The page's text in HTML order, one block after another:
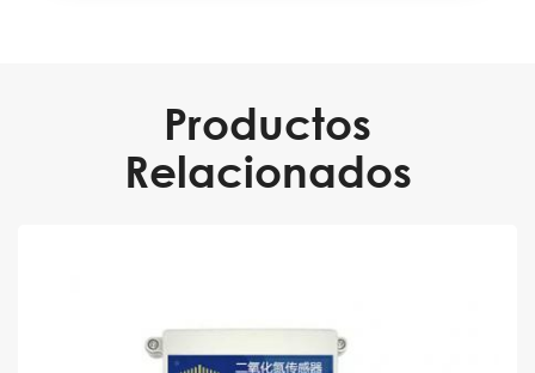
Productos
Relacionados